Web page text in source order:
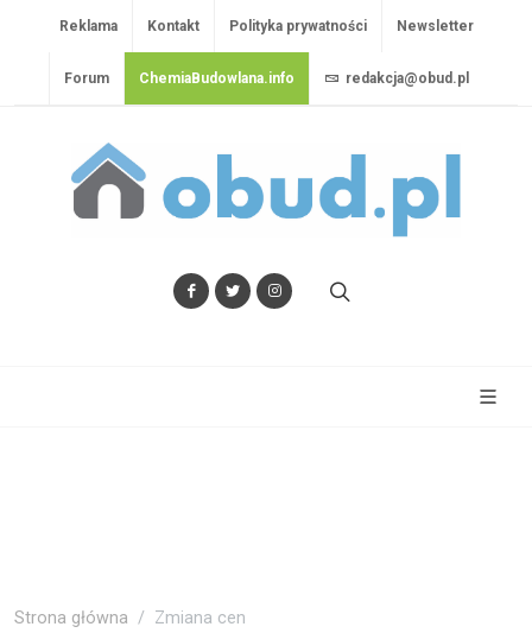
Reklama Kontakt Polityka prywatności Newsletter
Forum ChemiaBudowlana.info redakcja@obud.pl
Strona główna Zmiana cen